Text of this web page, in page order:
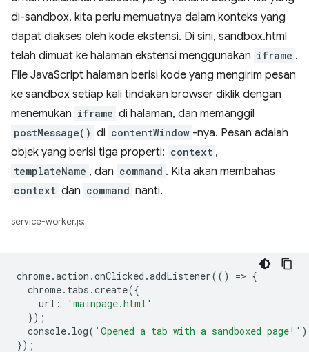
di-sandbox, kita perlu memuatnya dalam konteks yang
dapat diakses oleh kode ekstensi. Di sini, sandbox.html
telah dimuat ke halaman ekstensi menggunakan iframe .
File JavaScript halaman berisi kode yang mengirim pesan
ke sandbox setiap kali tindakan browser diklik dengan
menemukan iframe di halaman, dan memanggil
postMessage() di contentWindow -nya. Pesan adalah
objek yang berisi tiga properti: context ,
templateName , dan command . Kita akan membahas
context dan command nanti.
service-worker.js:
chrome.action .onClicked .addListener(() => {
chrome. tabs .create({
url :
'mainpage.html'
});
console. log( 'Opened a tab with a sandboxed page!'
});